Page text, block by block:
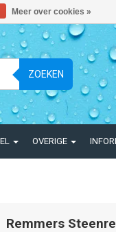
ZOEKEN
OVERIGE
Remmers
Meer over cookies »